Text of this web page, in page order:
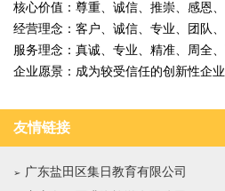
核心价值：尊重、诚信、推崇、感恩
经营理念：客户、诚信、专业、团队
服务理念：真诚、专业、精准、周全
企业愿景：成为较受信任的创新性企
友情链接
广东盐田区集日教育有限公司